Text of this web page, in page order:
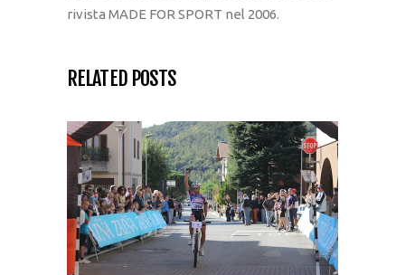
rivista MADE FOR SPORT nel 2006.
RELATED POSTS